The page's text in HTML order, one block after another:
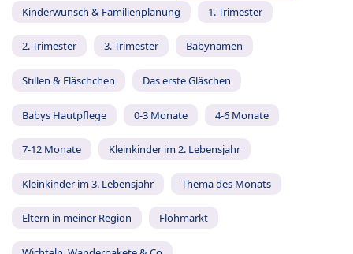
Kinderwunsch & Familienplanung 1. Trimester
2. Trimester 3. Trimester Babynamen
Stillen & Fläschchen Das erste Gläschen
Babys Hautpflege 0-3 Monate 4-6 Monate
7-12 Monate Kleinkinder im 2. Lebensjahr
Kleinkinder im 3. Lebensjahr Thema des Monats
Eltern in meiner Region Flohmarkt